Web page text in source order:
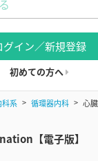
グイン／新規登録
初めての方へ
科系 循環器内科 心
【電子版】